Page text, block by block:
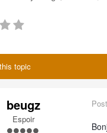
topic
beugz
Espoir